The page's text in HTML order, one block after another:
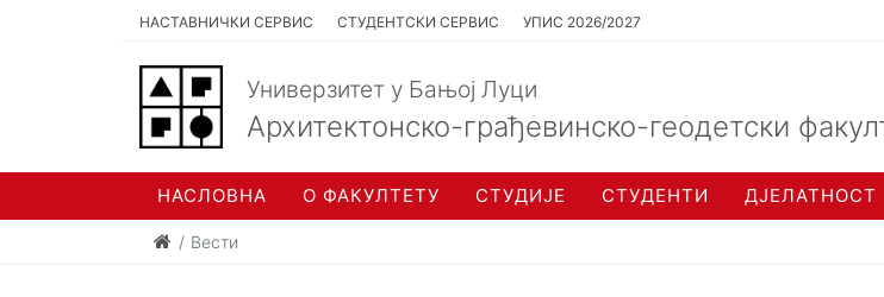
НАСТАВНИЧКИ СЕРВИС СТУДЕНТСКИ СЕРВИС УПИС 2026/2027
Универзитет у Бањој Луци
Архитектонско-грађевинско-геодетски
НАСЛОВНА О ФАКУЛТЕТУ СТУДИЈЕ СТУДЕНТИ ДЈЕЛАТНОСТ
Вести